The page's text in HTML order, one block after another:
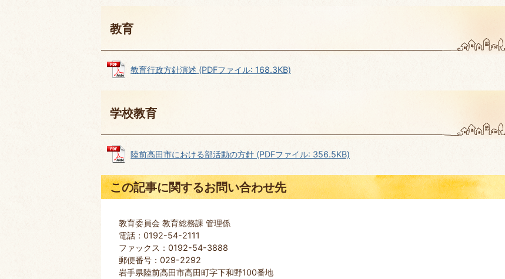
教育
教育行政方針演述 (PDFファイル: 168.3KB)
学校教育
陸前高田市における部活動の方針 (PDFファイル: 356.5KB)
この記事に関するお問い合わせ先
教育委員会 教育総務課 管理係
電話：0192-54-2111
ファックス：0192-54-3888
郵便番号：029-2292
岩手県陸前高田市高田町字下和野100番地